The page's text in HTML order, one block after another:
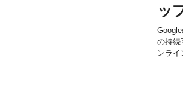
ッ
の持続
ンライ